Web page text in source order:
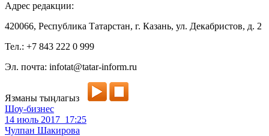
Адрес редакции:
420066, Республика Татарстан, г. Казань, ул. Декабристов, д. 2
Тел.: +7 843 222 0 999
Эл. почта: infotat@tatar-inform.ru
Язманы тыңлагыз
Шоу-бизнес
14 июль 2017 17:25
Чулпан Шакирова